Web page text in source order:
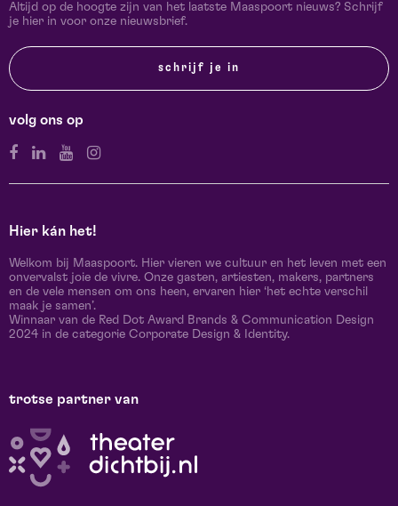
Altijd op de hoogte zijn van het laatste Maaspoort nieuws? Schrijf
je hier in voor onze nieuwsbrief.
schrijf je in
volg ons op
Hier kán het!
Welkom bij Maaspoort. Hier vieren we cultuur en het leven met een
onvervalst joie de vivre. Onze gasten, artiesten, makers, partners
en de vele mensen om ons heen, ervaren hier ‘het echte verschil
maak je samen’.
Winnaar van de Red Dot Award Brands & Communication Design
2024 in de categorie Corporate Design & Identity.
trotse partner van